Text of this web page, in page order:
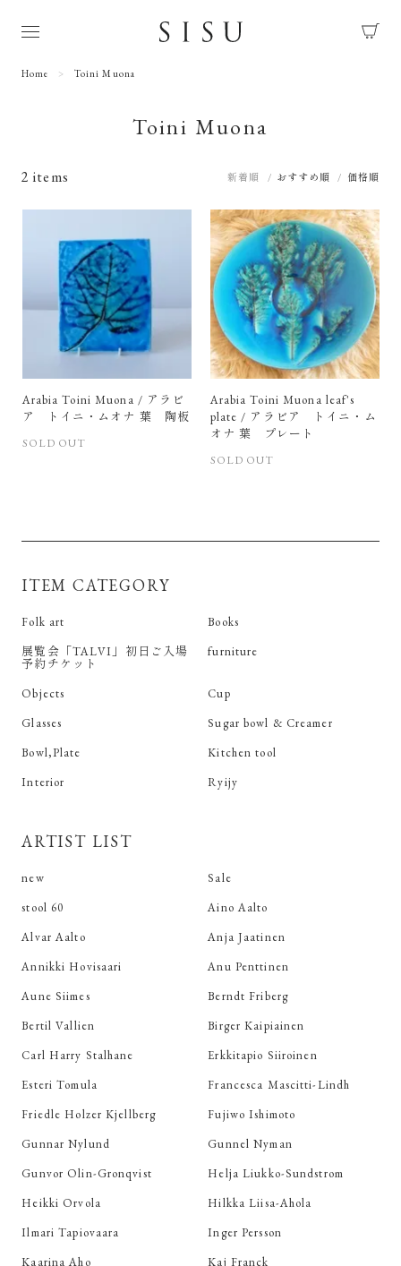
Home Toini Muona
Toini Muona
2 items 新着順 おすすめ順 価格順
Arabia Toini Muona / アラビ
ア トイニ・ムオナ 葉 陶板
SOLD OUT
Arabia Toini Muona leaf's
plate / アラビア トイニ・ム
オナ 葉 プレート
SOLD OUT
ITEM CATEGORY
Folk art
Books
展覧会「TALVI」初日ご入場
予約チケット
furniture
Objects
Cup
Glasses
Sugar bowl & Creamer
Bowl,Plate
Kitchen tool
Interior
Ryijy
ARTIST LIST
new
Sale
stool 60
Aino Aalto
Alvar Aalto
Anja Jaatinen
Annikki Hovisaari
Anu Penttinen
Aune Siimes
Berndt Friberg
Bertil Vallien
Birger Kaipiainen
Carl Harry Stalhane
Erkkitapio Siiroinen
Esteri Tomula
Francesca Mascitti-Lindh
Friedle Holzer Kjellberg
Fujiwo Ishimoto
Gunnar Nylund
Gunnel Nyman
Gunvor Olin-Gronqvist
Helja Liukko-Sundstrom
Heikki Orvola
Hilkka Liisa-Ahola
Ilmari Tapiovaara
Inger Persson
Kaarina Aho
Kaj Franck